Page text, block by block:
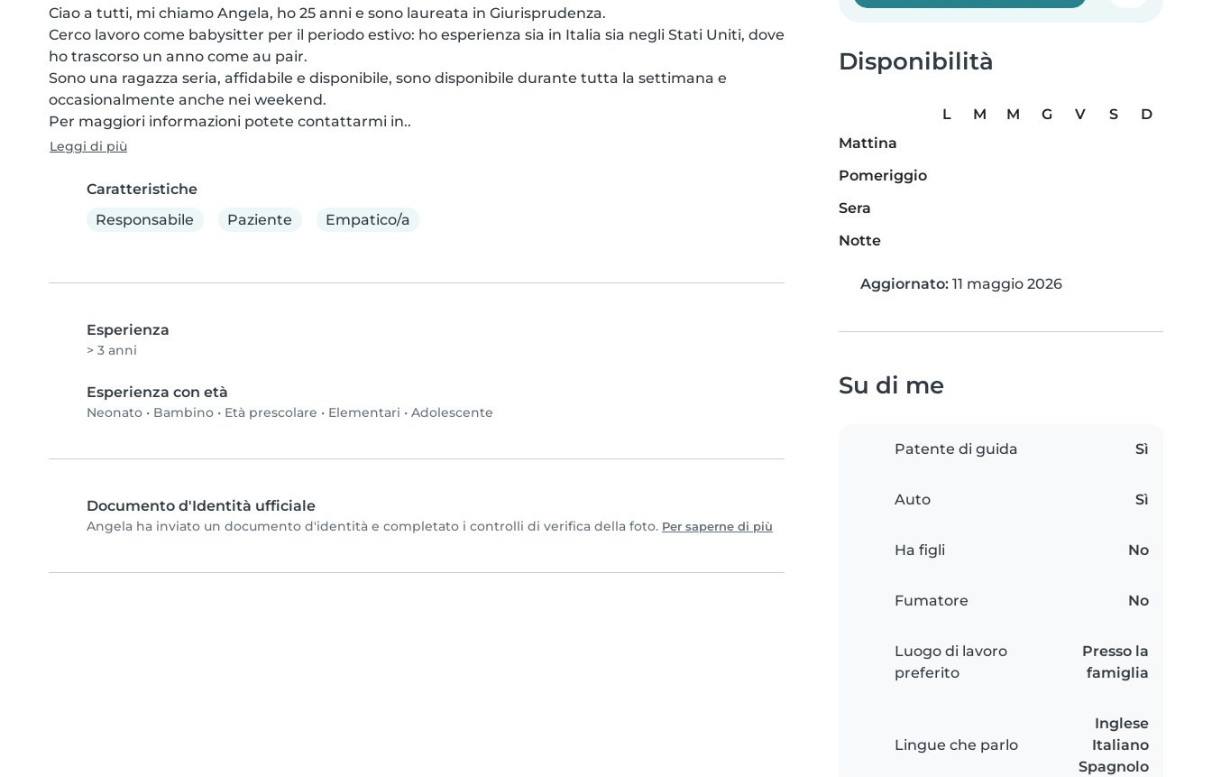
Ciao a tutti, mi chiamo Angela, ho 25 anni e sono laureata in Giurisprudenza.
Cerco lavoro come babysitter per il periodo estivo: ho esperienza sia in Italia sia negli Stati Uniti, dove
ho trascorso un anno come au pair.
Sono una ragazza seria, affidabile e disponibile, sono disponibile durante tutta la settimana e
occasionalmente anche nei weekend.
Per maggiori informazioni potete contattarmi in..
Leggi di più
Caratteristiche
Responsabile
Paziente Empatico/a
Esperienza
> 3 anni
Esperienza con età
Neonato • Bambino • Età prescolare • Elementari • Adolescente
Documento d'Identità ufficiale
Angela ha inviato un documento d'identità e completato i controlli di verifica della foto. Per saperne di più
Disponibilità
L M M G V S
D
Mattina
Pomeriggio
Sera
Notte
Aggiornato: 11 maggio 2026
Su di me
Patente di guida Sì
Auto Sì
Ha figli No
Fumatore No
Luogo di lavoro
preferito
Presso la
famiglia
Lingue che parlo
Inglese
Italiano
Spagnolo